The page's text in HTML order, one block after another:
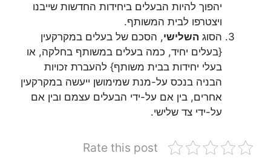
יהפוך להיות הבעלים ביחידות החדשות שייבנו
ויצטרפו לבית המשותף.
הסוג השלישי, הסכם של בעלים במקרקעין
{בעלים יחיד, כמה בעלים במשותף בחלקה, או
בעלי יחידות בבית משותף} להעברת זכויות
הבניה בנכס על-מנת שמימושן ייעשה במקרקעין
אחרים, בין אם על-ידי הבעלים עצמם ובין אם
על-ידי צד שלישי.
Rate this post